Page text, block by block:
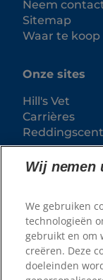
Neem
Sitemap
Waar te koop
Onze sites
Hill's Vet
Carrières
Wij nemen
We gebruiken
technologieën
gebruikt en om
creëren. Deze
doeleinden